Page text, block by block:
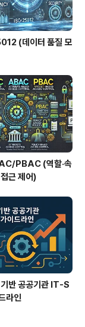
(데이터 품질 모
PBAC (역할·속
근 제어)
반 공공기관 IT-S
라인